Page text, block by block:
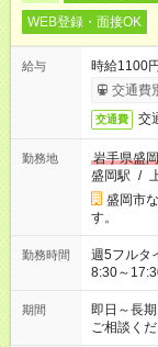
WEB登録・面接OK
給与
時給1100
交通費
交通費 交
勤務地
岩手県盛
盛岡駅 /
盛岡市
す。
勤務時間
週5フルタイムがメイ
8:30～
その他に
ご希望を
期間
即日～長
ご相談く